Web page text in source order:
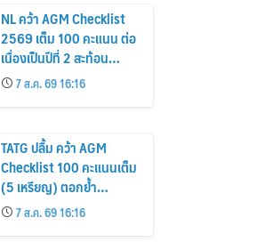
NL คว้า AGM Checklist
2569 เต็ม 100 คะแนน ต่อ
เนื่องเป็นปีที่ 2 สะท้อน
มาตรฐานธรรมาภิบาล และ
การกำกับดูแลกิจการที่ดี
7 ส.ค. 69 16:16
TATG ปลื้ม คว้า AGM
Checklist 100 คะแนนเต็ม
(5 เหรียญ) ตอกย้ำ
มาตรฐานกำกับดูแลกิจการ
ที่ดี
7 ส.ค. 69 16:16